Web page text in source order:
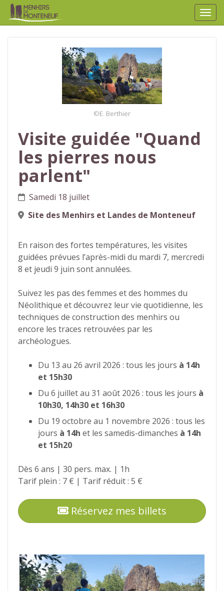
©E. Berthier
Visite guidée "Quand
les pierres nous
parlent"
Samedi 18 juillet
Site des Menhirs et Landes de Monteneuf
En raison des fortes températures, les visites
guidées prévues l’après-midi du mardi 7, mercredi
8 et jeudi 9 juin sont annulées.
Suivez les pas des femmes et des hommes du
Néolithique et découvrez leur vie quotidienne, les
techniques de construction des menhirs ou
encore les traces retrouvées par les
archéologues.
Du 13 au 26 avril 2026 : tous les jours à 14h
et 15h30
Du 6 juillet au 31 août 2026 : tous les jours à
10h30, 14h30 et 16h30
Du 19 octobre au 1 novembre 2026 : tous les
jours à 14h et les samedis-dimanches à 14h
et 15h20
Dès 6 ans | 30 pers. max. | 1h
Tarif plein : 7 € | Tarif réduit : 5 €
Réservez mes billets
Photos